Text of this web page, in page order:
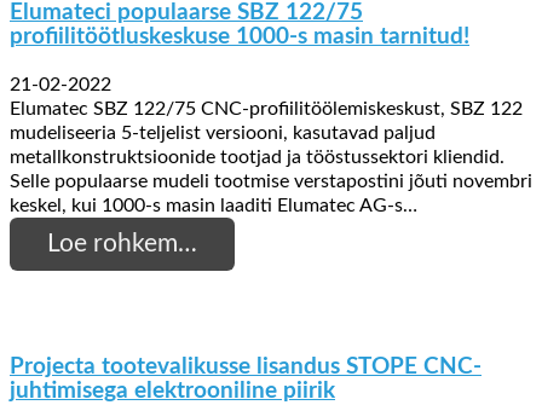
Elumateci populaarse SBZ 122/75
profiilitöötluskeskuse 1000-s masin tarnitud!
21-02-2022
Elumatec SBZ 122/75 CNC-profiilitöölemiskeskust, SBZ 122
mudeliseeria 5-teljelist versiooni, kasutavad paljud
metallkonstruktsioonide tootjad ja tööstussektori kliendid.
Selle populaarse mudeli tootmise verstapostini jõuti novembri
keskel, kui 1000-s masin laaditi Elumatec AG-s…
Loe rohkem…
Projecta tootevalikusse lisandus STOPE CNC-
juhtimisega elektrooniline piirik